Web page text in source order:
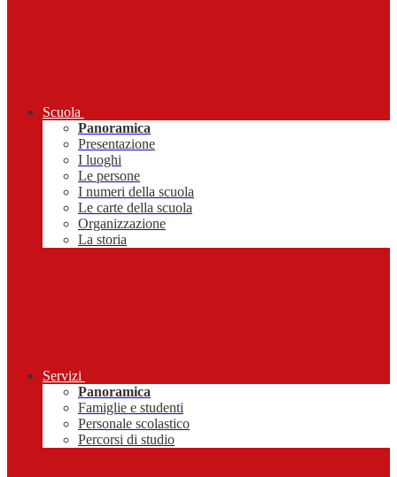
Scuola
Panoramica
Presentazione
I luoghi
Le persone
I numeri della scuola
Le carte della scuola
Organizzazione
La storia
Servizi
Panoramica
Famiglie e studenti
Personale scolastico
Percorsi di studio